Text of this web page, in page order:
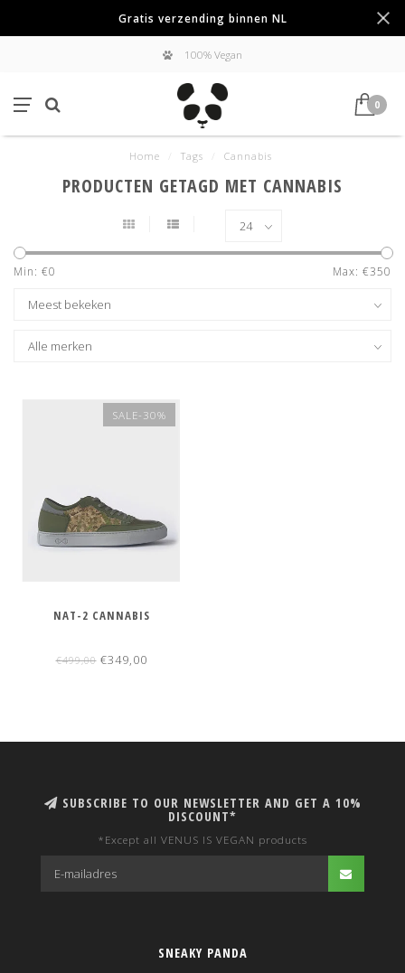
Gratis verzending binnen NL
100% Vegan
0
Home Tags Cannabis
PRODUCTEN GETAGD MET CANNABIS
Min: €0 Max: €350
SALE-30%
NAT-2 CANNABIS
€499,00€349,00
SUBSCRIBE TO OUR NEWSLETTER AND GET A 10%
DISCOUNT*
*Except all VENUS IS VEGAN products
SNEAKY PANDA